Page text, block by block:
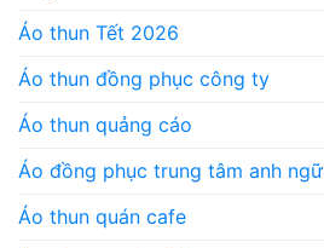
Áo thun Tết 2026
Áo thun đồng phục công ty
Áo thun quảng cáo
Áo đồng phục trung tâm anh ngữ
Áo thun quán cafe